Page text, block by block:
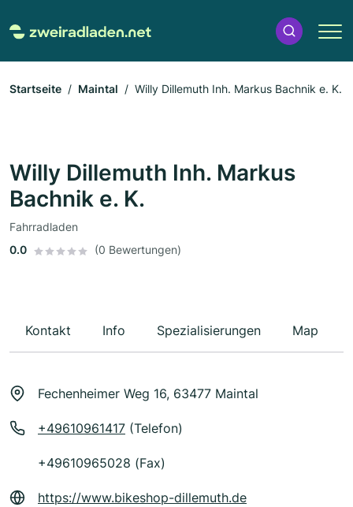
Startseite Maintal Willy Dillemuth Inh. Markus Bachnik e. K.
Willy Dillemuth Inh. Markus
Bachnik e. K.
Fahrradladen
0.0
(0 Bewertungen)
Kontakt Info Spezialisierungen Map
Fechenheimer Weg 16, 63477 Maintal
+49610961417 (Telefon)
+49610965028 (Fax)
https://www.bikeshop-dillemuth.de